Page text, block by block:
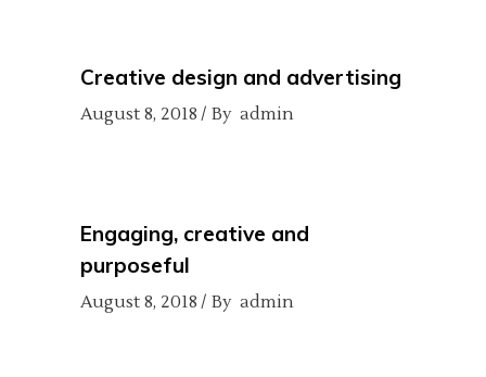
Creative design and advertising
August 8, 2018 By admin
Engaging, creative and
purposeful
August 8, 2018 By admin